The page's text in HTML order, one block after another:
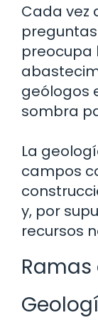
Cada vez
preocupa
geólogos
sombra
La
campos
y, por
recursos